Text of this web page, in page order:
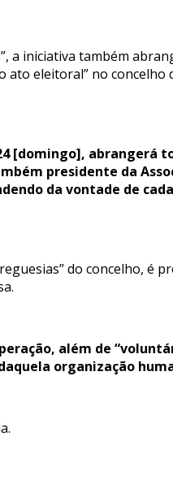
a iniciativa também
ato eleitoral” no concelho
[domingo], abrangerá
presidente da
da vontade de
do concelho, é
além de
organização